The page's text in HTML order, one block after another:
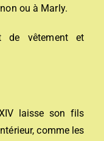
ou à Marly.
de vêtement et
laisse son fils
comme les